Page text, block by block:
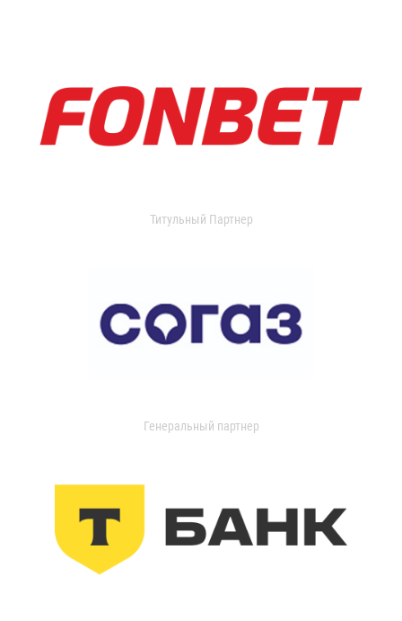
Титульный Партнер
Генеральный партнер